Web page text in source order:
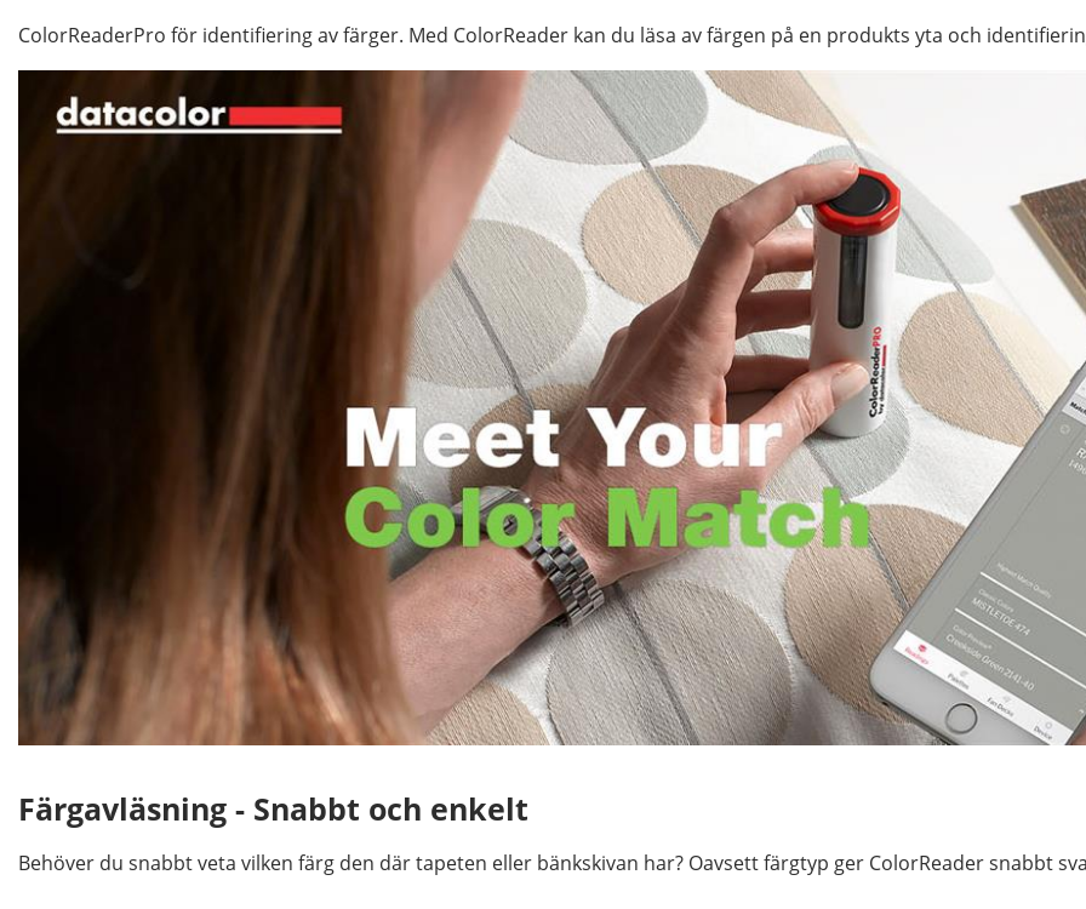
ColorReaderPro för identifiering av färger. Med ColorReader kan du läsa av färgen på en produkts yta och
Färgavläsning - Snabbt och enkelt
Behöver du snabbt veta vilken färg den där tapeten eller bänkskivan har? Oavsett färgtyp ger ColorReader snabbt